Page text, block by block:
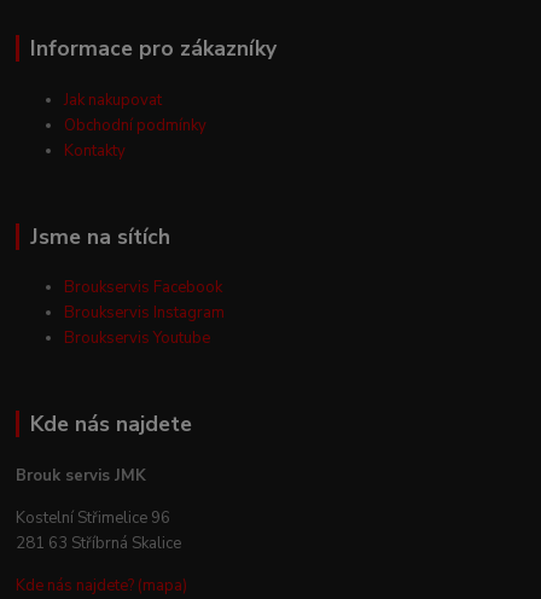
Informace pro zákazníky
Jak nakupovat
Obchodní podmínky
Kontakty
Jsme na sítích
Broukservis Facebook
Broukservis Instagram
Broukservis Youtube
Kde nás najdete
Brouk servis JMK
Kostelní Střimelice 96
281 63 Stříbrná Skalice
Kde nás najdete? (mapa)